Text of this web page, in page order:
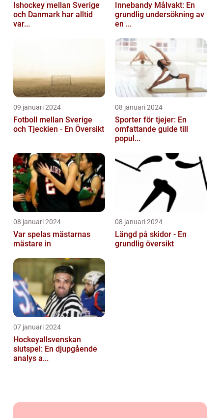
Ishockey mellan Sverige
och Danmark har alltid
var...
Innebandy Målvakt: En
grundlig undersökning av
en ...
09 januari 2024
Fotboll mellan Sverige
och Tjeckien - En Översikt
08 januari 2024
Sporter för tjejer: En
omfattande guide till
popul...
08 januari 2024
Var spelas mästarnas
mästare in
08 januari 2024
Längd på skidor - En
grundlig översikt
07 januari 2024
Hockeyallsvenskan
slutspel: En djupgående
analys a...